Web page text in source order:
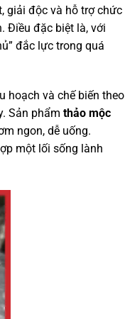
giải độc và hỗ trợ chức
Điều đặc biệt là, với
đắc lực trong quá
hoạch và chế biến theo
Sản phẩm thảo mộc
ngon, dễ uống.
một lối sống lành